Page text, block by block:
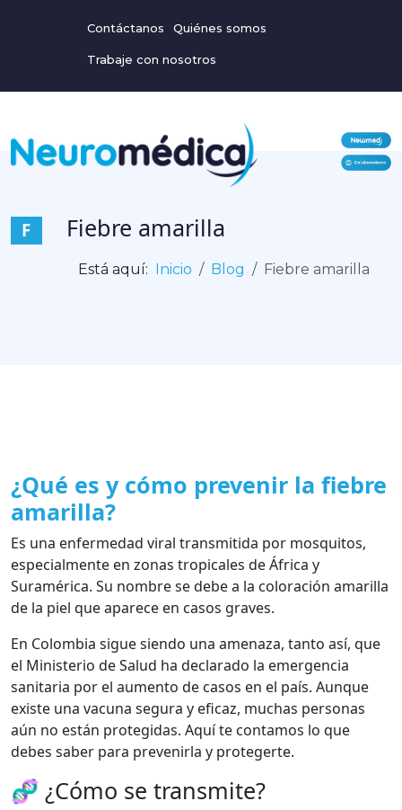
Contáctanos Quiénes somos
Trabaje con nosotros
F Fiebre amarilla
Está aquí: Inicio Blog Fiebre amarilla
¿Qué es y cómo prevenir la fiebre
amarilla?
Es una enfermedad viral transmitida por mosquitos,
especialmente en zonas tropicales de África y
Suramérica. Su nombre se debe a la coloración amarilla
de la piel que aparece en casos graves.
En Colombia sigue siendo una amenaza, tanto así, que
el Ministerio de Salud ha declarado la emergencia
sanitaria por el aumento de casos en el país. Aunque
existe una vacuna segura y eficaz, muchas personas
aún no están protegidas. Aquí te contamos lo que
debes saber para prevenirla y protegerte.
🧬 ¿Cómo se transmite?